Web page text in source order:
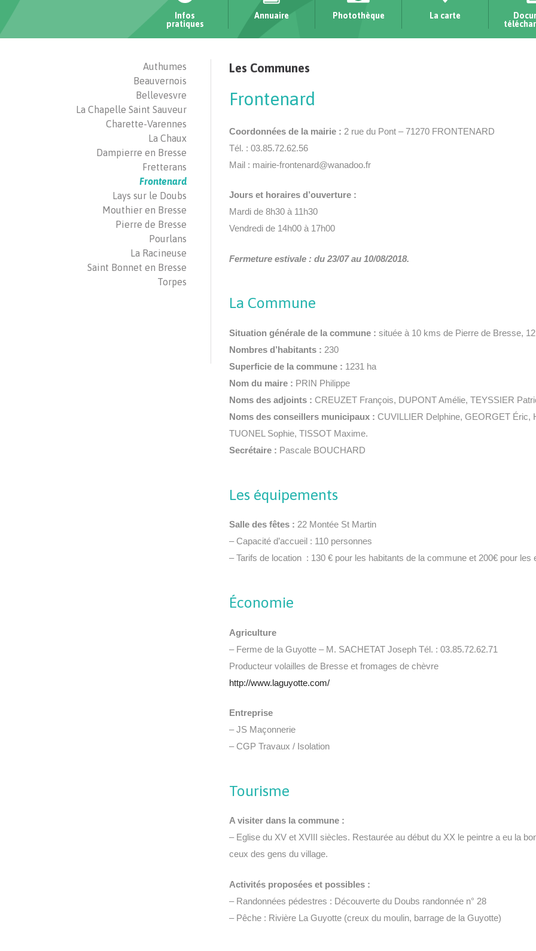
Infos
pratiques
Annuaire Photothèque La carte
Authumes
Beauvernois
Bellevesvre
La Chapelle Saint Sauveur
Charette-Varennes
La Chaux
Dampierre en Bresse
Fretterans
Frontenard
Lays sur le Doubs
Mouthier en Bresse
Pierre de Bresse
Pourlans
La Racineuse
Saint Bonnet en Bresse
Torpes
Les Communes
Frontenard
Coordonnées de la mairie : 2 rue du Pont – 71270 FRONTENARD
Tél. : 03.85.72.62.56
Mail : mairie-frontenard@wanadoo.fr
Jours et horaires d’ouverture :
Mardi de 8h30 à 11h30
Vendredi de 14h00 à 17h00
Fermeture estivale : du 23/07 au 10/08/2018.
La Commune
Situation générale de la commune : située à 10 kms de Pierre de Bresse,
Nombres d’habitants : 230
Superficie de la commune : 1231 ha
Nom du maire : PRIN Philippe
Noms des adjoints : CREUZET François, DUPONT Amélie, TEYSSIER
Noms des conseillers municipaux : CUVILLIER Delphine, GEORGET Éric,
TUONEL Sophie, TISSOT Maxime.
Secrétaire : Pascale BOUCHARD
Les équipements
Salle des fêtes : 22 Montée St Martin
– Capacité d’accueil : 110 personnes
– Tarifs de location : 130 € pour les habitants de la commune et 200€ pour les
Économie
Agriculture
– Ferme de la Guyotte – M. SACHETAT Joseph Tél. : 03.85.72.62.71
Producteur volailles de Bresse et fromages de chèvre
http://www.laguyotte.com/
Entreprise
– JS Maçonnerie
– CGP Travaux / Isolation
Tourisme
A visiter dans la commune :
– Eglise du XV et XVIII siècles. Restaurée au début du XX le peintre a eu la
ceux des gens du village.
Activités proposées et possibles :
– Randonnées pédestres : Découverte du Doubs randonnée n° 28
– Pêche : Rivière La Guyotte (creux du moulin, barrage de la Guyotte)